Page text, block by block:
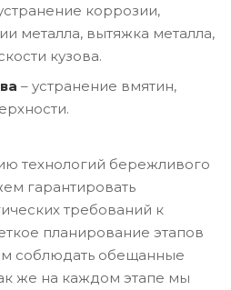
коррозии,
металла, вытяжка металла,
кузова.
– устранение вмятин,
технологий бережливого
гарантировать
требований к
планирование этапов
соблюдать обещанные
же на каждом этапе мы